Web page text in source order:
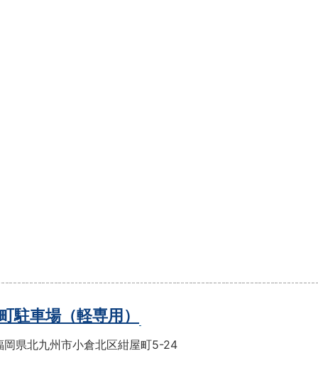
駐車場（軽専用）
岡県北九州市小倉北区紺屋町5-24